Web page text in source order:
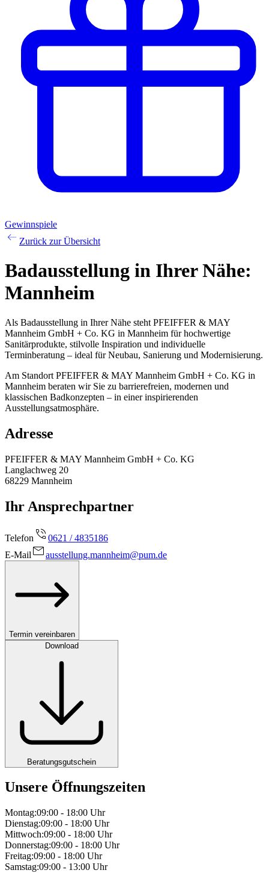
Gewinnspiele
Zurück zur Übersicht
Badausstellung in Ihrer Nähe:
Mannheim
Als Badausstellung in Ihrer Nähe steht PFEIFFER & MAY
Mannheim GmbH + Co. KG in Mannheim für hochwertige
Sanitärprodukte, stilvolle Inspiration und individuelle
Terminberatung – ideal für Neubau, Sanierung und Modernisierung.
Am Standort PFEIFFER & MAY Mannheim GmbH + Co. KG in
Mannheim beraten wir Sie zu barrierefreien, modernen und
klassischen Badkonzepten – in einer inspirierenden
Ausstellungsatmosphäre.
Adresse
PFEIFFER & MAY Mannheim GmbH + Co. KG
Langlachweg 20
68229 Mannheim
Ihr Ansprechpartner
Telefon
0621 / 4835186
E-Mail
ausstellung.mannheim@pum.de
Termin vereinbaren
Download
Beratungsgutschein
Unsere Öffnungszeiten
Montag:09:00 - 18:00 Uhr
Dienstag:09:00 - 18:00 Uhr
Mittwoch:09:00 - 18:00 Uhr
Donnerstag:09:00 - 18:00 Uhr
Freitag:09:00 - 18:00 Uhr
Samstag:09:00 - 13:00 Uhr